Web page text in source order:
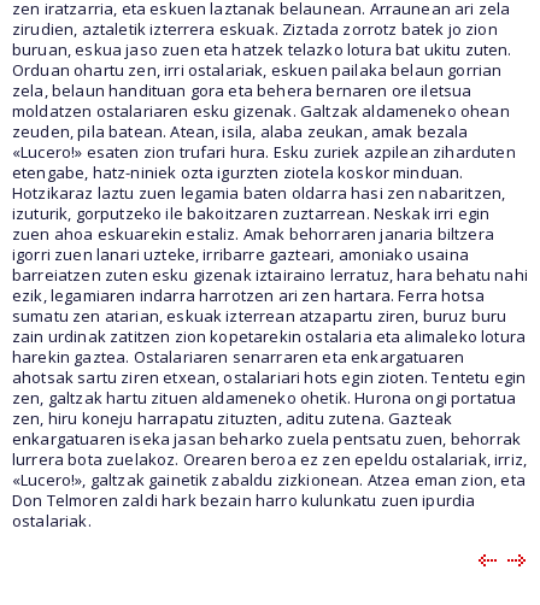
zen iratzarria, eta eskuen laztanak belaunean. Arraunean ari zela
zirudien, aztaletik izterrera eskuak. Ziztada zorrotz batek jo zion
buruan, eskua jaso zuen eta hatzek telazko lotura bat ukitu zuten.
Orduan ohartu zen, irri ostalariak, eskuen pailaka belaun gorrian
zela, belaun handituan gora eta behera bernaren ore iletsua
moldatzen ostalariaren esku gizenak. Galtzak aldameneko ohean
zeuden, pila batean. Atean, isila, alaba zeukan, amak bezala
«Lucero!» esaten zion trufari hura. Esku zuriek azpilean ziharduten
etengabe, hatz-niniek ozta igurzten ziotela koskor minduan.
Hotzikaraz laztu zuen legamia baten oldarra hasi zen nabaritzen,
izuturik, gorputzeko ile bakoitzaren zuztarrean. Neskak irri egin
zuen ahoa eskuarekin estaliz. Amak behorraren janaria biltzera
igorri zuen lanari uzteke, irribarre gazteari, amoniako usaina
barreiatzen zuten esku gizenak iztairaino lerratuz, hara behatu nahi
ezik, legamiaren indarra harrotzen ari zen hartara. Ferra hotsa
sumatu zen atarian, eskuak izterrean atzapartu ziren, buruz buru
zain urdinak zatitzen zion kopetarekin ostalaria eta alimaleko lotura
harekin gaztea. Ostalariaren senarraren eta enkargatuaren
ahotsak sartu ziren etxean, ostalariari hots egin zioten. Tentetu egin
zen, galtzak hartu zituen aldameneko ohetik. Hurona ongi portatua
zen, hiru koneju harrapatu zituzten, aditu zutena. Gazteak
enkargatuaren iseka jasan beharko zuela pentsatu zuen, behorrak
lurrera bota zuelakoz. Orearen beroa ez zen epeldu ostalariak, irriz,
«Lucero!», galtzak gainetik zabaldu zizkionean. Atzea eman zion, eta
Don Telmoren zaldi hark bezain harro kulunkatu zuen ipurdia
ostalariak.